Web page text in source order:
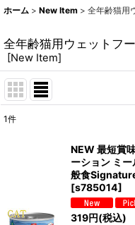
ホーム > New Item > 全年齢猫用
全年齢猫用ウェットフ
[New Item]
1件
NEW 最短賞
ーション ミ
般食
[s785014]
319円(税込)